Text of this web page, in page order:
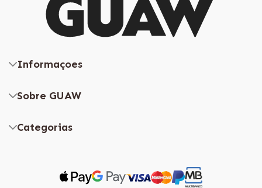
Informaçoes
Sobre GUAW
Categorias